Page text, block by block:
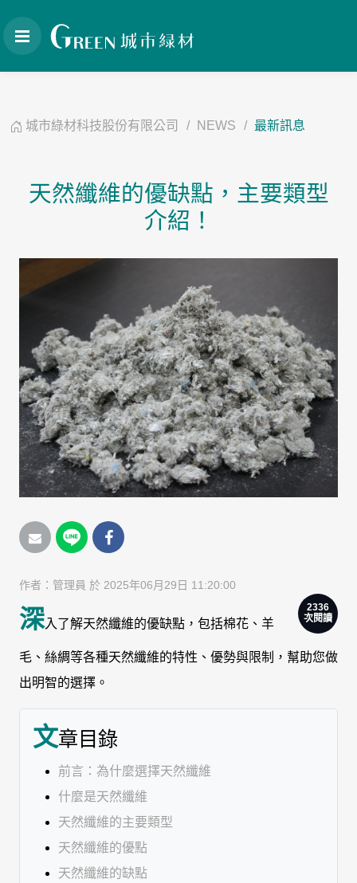
城市綠材科技股份有限公司 NEWS 最新訊息
天然纖維的優缺點，主要類型
介紹！
作者： 管理員 於 2025年06月29日 11:20:00
2336
次閱讀
深入了解天然纖維的優缺點，包括棉花、羊
毛、絲綢等各種天然纖維的特性、優勢與限制，幫助您做
出明智的選擇。
文章目錄
前言：為什麼選擇天然纖維
什麼是天然纖維
天然纖維的主要類型
天然纖維的優點
天然纖維的缺點